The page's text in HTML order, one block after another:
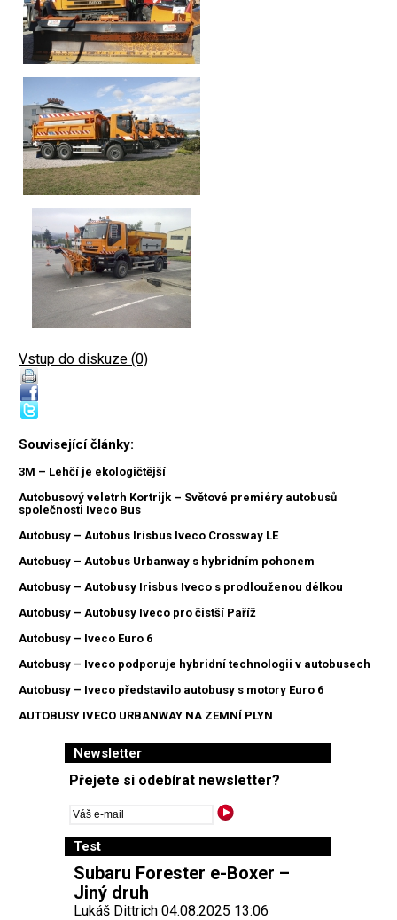
Vstup do diskuze (0)
Související články:
3M – Lehčí je ekologičtější
Autobusový veletrh Kortrijk – Světové premiéry autobusů
společnosti Iveco Bus
Autobusy – Autobus Irisbus Iveco Crossway LE
Autobusy – Autobus Urbanway s hybridním pohonem
Autobusy – Autobusy Irisbus Iveco s prodlouženou délkou
Autobusy – Autobusy Iveco pro čistší Paříž
Autobusy – Iveco Euro 6
Autobusy – Iveco podporuje hybridní technologii v autobusech
Autobusy – Iveco představilo autobusy s motory Euro 6
AUTOBUSY IVECO URBANWAY NA ZEMNÍ PLYN
Newsletter
Přejete si odebírat newsletter?
Test
Subaru Forester e-Boxer –
Jiný druh
Lukáš Dittrich 04.08.2025 13:06